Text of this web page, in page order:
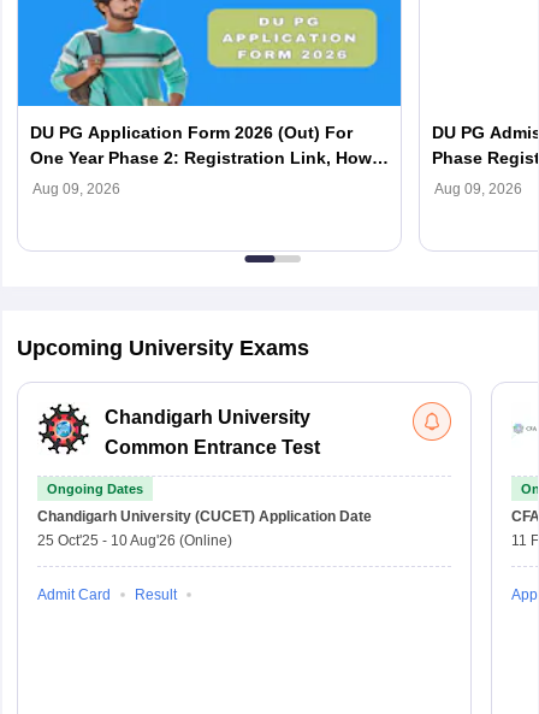
DU PG Application Form 2026 (Out) For
One Year Phase 2: Registration Link, How
To Apply
Aug 09, 2026
DU PG
Phase
Dates (Out),
Aug 09, 2026
Upcoming University Exams
Chandigarh University
Common Entrance Test
Ongoing Dates
Chandigarh University (CUCET) Application Date
25 Oct'25 - 10 Aug'26 (Online)
Admit Card Result
11